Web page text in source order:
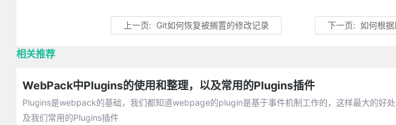
上一页: Git如何恢复被搁置的修改记录 下一页:如何根
相关推荐
WebPack中Plugins的使用和整理，以及常用的Plugins插件
Plugins是webpack的基础，我们都知道webpage的plugin是基于事件机制工作的，这样最大的好
及我们常用的Plugins插件